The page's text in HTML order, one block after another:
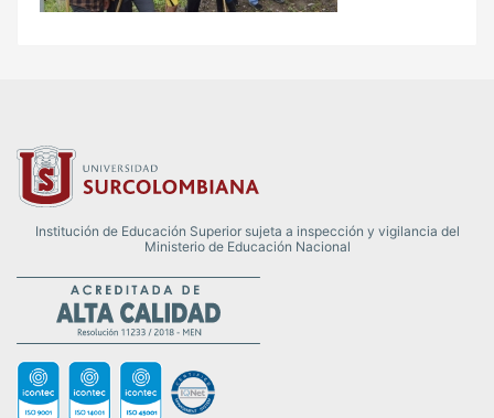
Institución de Educación Superior sujeta a inspección y vigilancia del
Ministerio de Educación Nacional